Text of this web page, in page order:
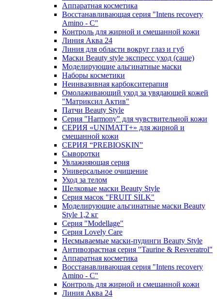
Аппаратная косметика
Восстанавливающая серия "Intens recovery
Amino - C"
Контроль для жирной и смешанной кожи
Линия Аква 24
Линия для области вокруг глаз и губ
Маски Beauty style экспресс уход (саше)
Моделирующие альгинатные маски
Наборы косметики
Неинвазивная карбокситерапия
Омолаживающий уход за увядающей кожей
"Матриксил Актив"
Патчи Beauty Style
Серия "Harmony" для чувствительной кожи
СЕРИЯ «UNIMATT+» для жирной и
смешанной кожи
СЕРИЯ “PREBIOSKIN”
Сыворотки
Увлажняющая серия
Универсальное очищение
Уход за телом
Шелковые маски Beauty Style
Серия масок "FRUIT SILK"
Моделирующие альгинатные маски Beauty
Style 1,2 кг
Серия "Modellage"
Cерия Lovely Care
Несмываемые маски-пудинги Beauty Style
Антивозрастная серия "Taurine & Resveratrol"
Аппаратная косметика
Восстанавливающая серия "Intens recovery
Amino - C"
Контроль для жирной и смешанной кожи
Линия Аква 24